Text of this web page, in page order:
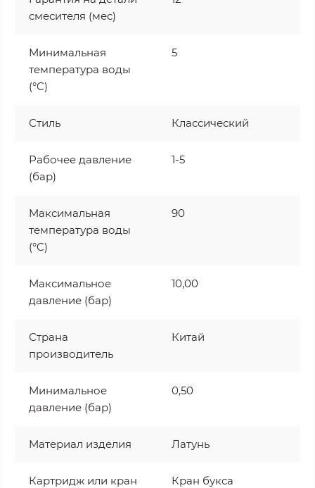
смесителя (мес)
Минимальная
температура воды
(°C)
5
Стиль Классический
Рабочее давление
(бар)
1-5
Максимальная
температура воды
(°C)
90
Максимальное
давление (бар)
10,00
Страна
производитель
Китай
Минимальное
давление (бар)
0,50
Материал изделия Латунь
Картридж или кран
Кран букса